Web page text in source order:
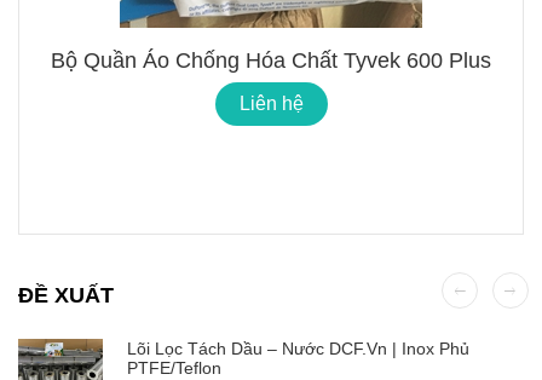
Bộ Quần Áo Chống Hóa Chất Tyvek 600 Plus
Liên hệ
ĐỀ XUẤT
Lõi Lọc Tách Dầu – Nước DCF.vn | Inox Phủ
PTFE/Teflon